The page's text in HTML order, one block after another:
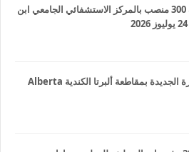
مباراة توظيف 300 منصب بالمركز الاستشفائي الجامعي ابن
استمارة الهجرة الجديدة بمقاطعة ألبرتا الكندية Alberta